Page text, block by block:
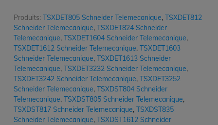
Produits: TSXDET805 Schneider Telemecanique, TSXDET812
Schneider Telemecanique, TSXDET824 Schneider
Telemecanique, TSXDET1604 Schneider Telemecanique,
TSXDET1612 Schneider Telemecanique, TSXDET1603
Schneider Telemecanique, TSXDET1613 Schneider
Telemecanique, TSXDET3232 Schneider Telemecanique,
TSXDET3242 Schneider Telemecanique, TSXDET3252
Schneider Telemecanique, TSXDST804 Schneider
Telemecanique, TSXDST805 Schneider Telemecanique,
TSXDST817 Schneider Telemecanique, TSXDST835
Schneider Telemecanique, TSXDST1612 Schneider